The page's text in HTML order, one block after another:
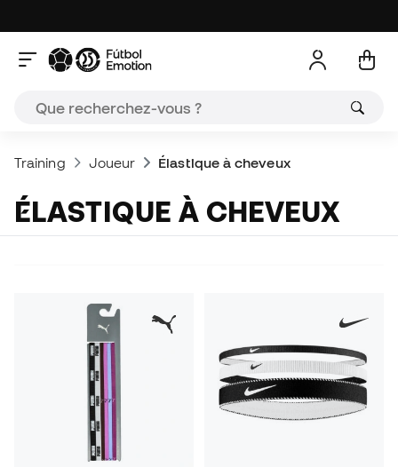
Training Joueur Élastique à cheveux
ÉLASTIQUE À CHEVEUX